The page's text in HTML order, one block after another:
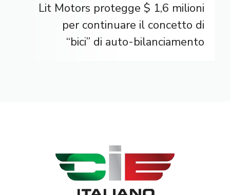
Lit Motors protegge $ 1,6 milioni
per continuare il concetto di
“bici” di auto-bilanciamento